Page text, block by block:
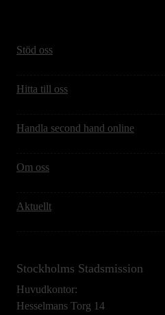
Stöd oss
Hitta till oss
Handla second hand online
Om oss
Aktuellt
Stockholms Stadsmission
Huvudkontor:
Hesselmans Torg 14